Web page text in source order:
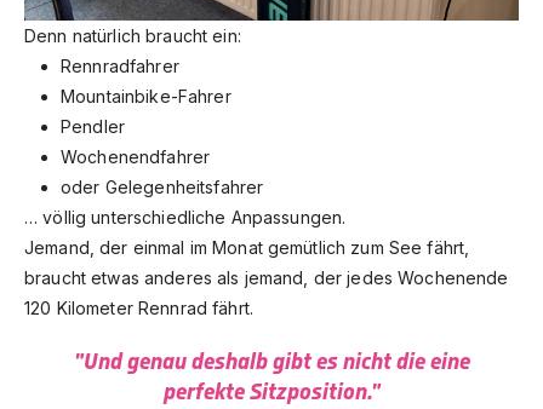
Denn natürlich braucht ein:
Rennradfahrer
Mountainbike-Fahrer
Pendler
Wochenendfahrer
oder Gelegenheitsfahrer
… völlig unterschiedliche Anpassungen.
Jemand, der einmal im Monat gemütlich zum See fährt,
braucht etwas anderes als jemand, der jedes Wochenende
120 Kilometer Rennrad fährt.
"Und genau deshalb gibt es nicht die eine
perfekte Sitzposition."